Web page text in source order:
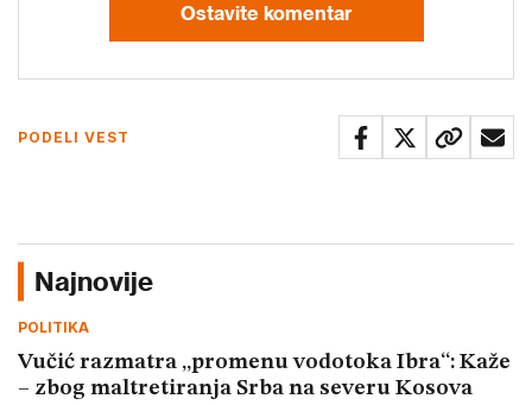
Ostavite komentar
PODELI VEST
Najnovije
POLITIKA
Vučić razmatra „promenu vodotoka Ibra“: Kaže
– zbog maltretiranja Srba na severu Kosova